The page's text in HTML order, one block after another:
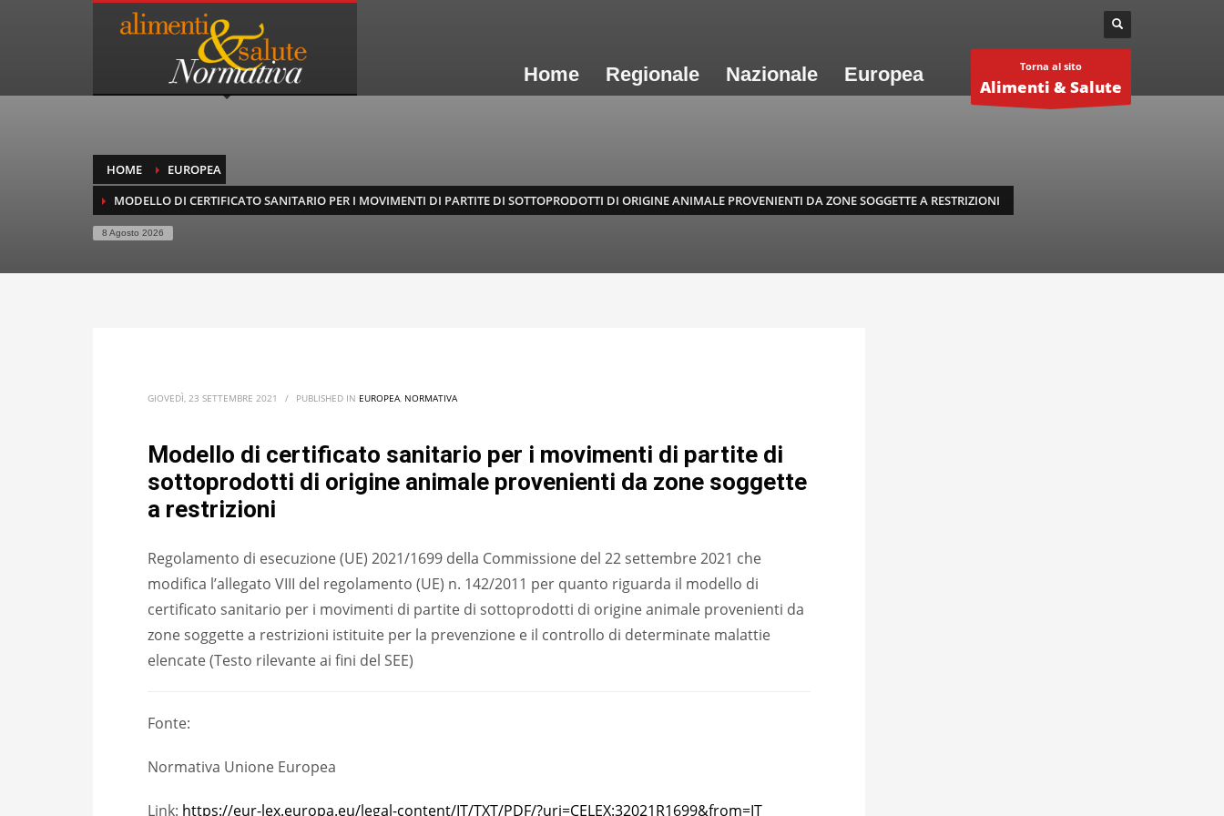
Home Regionale Nazionale Europea Torna al sito
Alimenti & Salute
HOME
EUROPEA
MODELLO DI CERTIFICATO SANITARIO PER I MOVIMENTI DI PARTITE DI SOTTOPRODOTTI DI ORIGINE ANIMALE PROVENIENTI DA ZONE SOGGETTE A RESTRIZIONI
8 Agosto 2026
GIOVEDÌ, 23 SETTEMBRE 2021 / PUBLISHED IN EUROPEA, NORMATIVA
Modello di certificato sanitario per i movimenti di partite di
sottoprodotti di origine animale provenienti da zone soggette
a restrizioni
Regolamento di esecuzione (UE) 2021/1699 della Commissione del 22 settembre 2021 che
modifica l’allegato VIII del regolamento (UE) n. 142/2011 per quanto riguarda il modello di
certificato sanitario per i movimenti di partite di sottoprodotti di origine animale provenienti da
zone soggette a restrizioni istituite per la prevenzione e il controllo di determinate malattie
elencate (Testo rilevante ai fini del SEE)
Fonte:
Normativa Unione Europea
Link: https://eur-lex.europa.eu/legal-content/IT/TXT/PDF/?uri=CELEX:32021R1699&from=IT